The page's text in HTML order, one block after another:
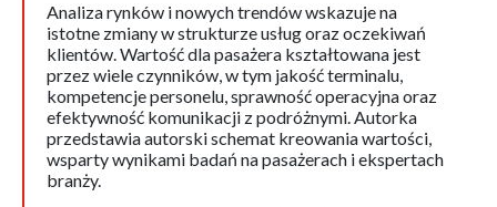
Analiza rynków i nowych trendów wskazuje na
istotne zmiany w strukturze usług oraz oczekiwań
klientów. Wartość dla pasażera kształtowana jest
przez wiele czynników, w tym jakość terminalu,
kompetencje personelu, sprawność operacyjna oraz
efektywność komunikacji z podróżnymi. Autorka
przedstawia autorski schemat kreowania wartości,
wsparty wynikami badań na pasażerach i ekspertach
branży.